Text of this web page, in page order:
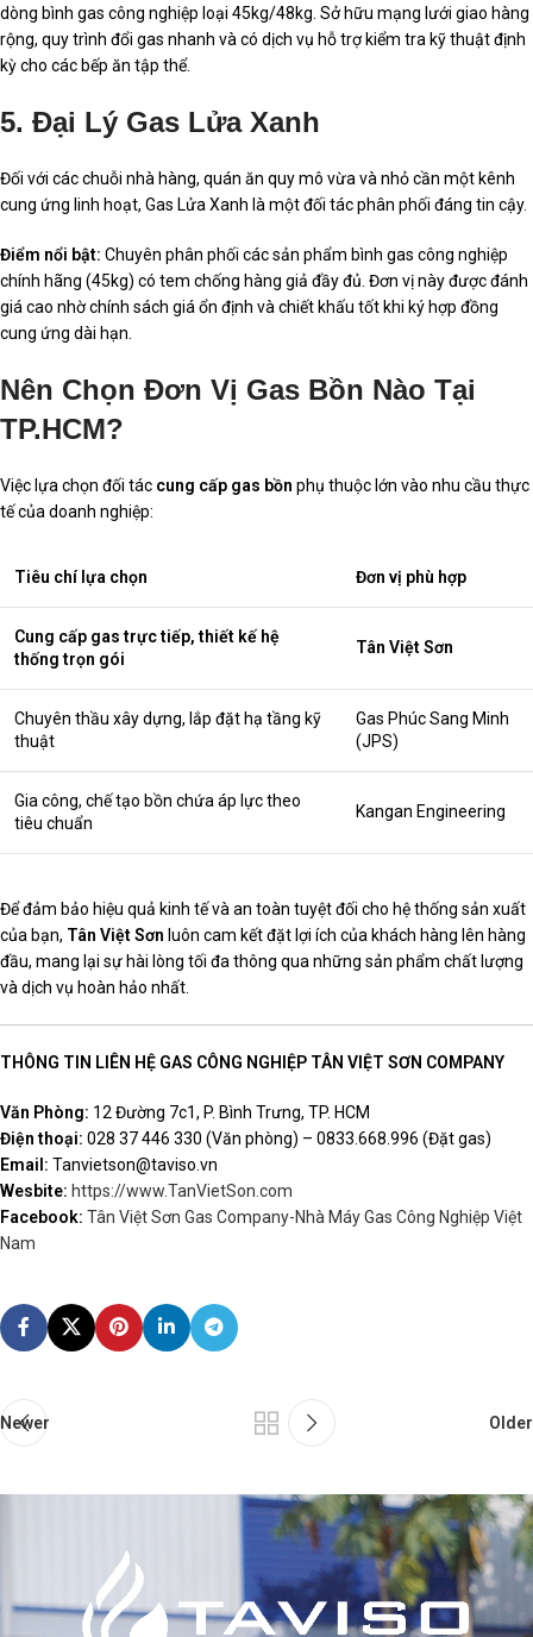
dòng bình gas công nghiệp loại 45kg/48kg. Sở hữu mạng lưới giao hàng
rộng, quy trình đổi gas nhanh và có dịch vụ hỗ trợ kiểm tra kỹ thuật định
kỳ cho các bếp ăn tập thể.
5. Đại Lý Gas Lửa Xanh
Đối với các chuỗi nhà hàng, quán ăn quy mô vừa và nhỏ cần một kênh
cung ứng linh hoạt, Gas Lửa Xanh là một đối tác phân phối đáng tin cậy.
Điểm nổi bật: Chuyên phân phối các sản phẩm bình gas công nghiệp
chính hãng (45kg) có tem chống hàng giả đầy đủ. Đơn vị này được đánh
giá cao nhờ chính sách giá ổn định và chiết khấu tốt khi ký hợp đồng
cung ứng dài hạn.
Nên Chọn Đơn Vị Gas Bồn Nào Tại
TP.HCM?
Việc lựa chọn đối tác cung cấp gas bồn phụ thuộc lớn vào nhu cầu thực
tế của doanh nghiệp:
Tiêu chí lựa chọn Đơn vị phù hợp
Cung cấp gas trực tiếp, thiết kế hệ
thống trọn gói
Tân Việt Sơn
Chuyên thầu xây dựng, lắp đặt hạ tầng kỹ
thuật
Gas Phúc Sang Minh
(JPS)
Gia công, chế tạo bồn chứa áp lực theo
tiêu chuẩn
Kangan Engineering
Để đảm bảo hiệu quả kinh tế và an toàn tuyệt đối cho hệ thống sản xuất
của bạn, Tân Việt Sơn luôn cam kết đặt lợi ích của khách hàng lên hàng
đầu, mang lại sự hài lòng tối đa thông qua những sản phẩm chất lượng
và dịch vụ hoàn hảo nhất.
THÔNG TIN LIÊN HỆ GAS CÔNG NGHIỆP TÂN VIỆT SƠN COMPANY
Văn Phòng: 12 Đường 7c1, P. Bình Trưng, TP. HCM
Điện thoại: 028 37 446 330 (Văn phòng) – 0833.668.996 (Đặt gas)
Email: Tanvietson@taviso.vn
Wesbite: https://www.TanVietSon.com
Facebook: Tân Việt Sơn Gas Company-Nhà Máy Gas Công Nghiệp Việt
Nam
Newer Older